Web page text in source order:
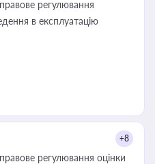
регулювання
в експлуатацію
+8
регулювання оцінки